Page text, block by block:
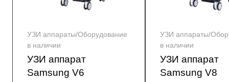
УЗИ аппараты/Оборудование
в наличии
УЗИ аппарат
Samsung V6
УЗИ аппараты/
в наличии
УЗИ аппарат
Samsung V8